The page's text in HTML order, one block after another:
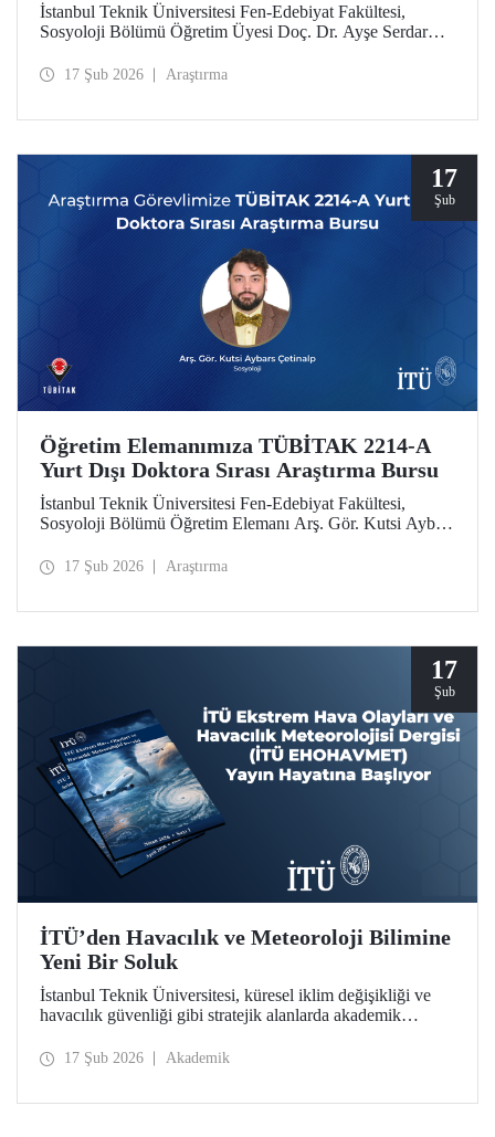
İstanbul Teknik Üniversitesi Fen-Edebiyat Fakültesi,
Sosyoloji Bölümü Öğretim Üyesi Doç. Dr. Ayşe Serdar
Programı kapsamında desteklenmeye hak kazandı.
17 Şub 2026 Araştırma
17
Şub
Öğretim Elemanımıza TÜBİTAK 2214-A
Yurt Dışı Doktora Sırası Araştırma Bursu
İstanbul Teknik Üniversitesi Fen-Edebiyat Fakültesi,
Sosyoloji Bölümü Öğretim Elemanı Arş. Gör. Kutsi Aybars
Araştırma Bursu kapsamında desteklenmeye hak kazandı.
17 Şub 2026 Araştırma
17
Şub
İTÜ’den Havacılık ve Meteoroloji Bilimine
Yeni Bir Soluk
İstanbul Teknik Üniversitesi, küresel iklim değişikliği ve
havacılık güvenliği gibi stratejik alanlarda akademik
Bilimleri Fakültesi bünyesinde hazırlıkları tamamlanan
17 Şub 2026 Akademik